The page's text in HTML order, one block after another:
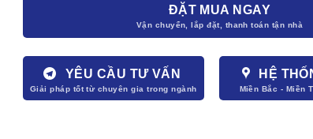
ĐẶT MUA NGAY
YÊU CẦU TƯ VẤN HỆ